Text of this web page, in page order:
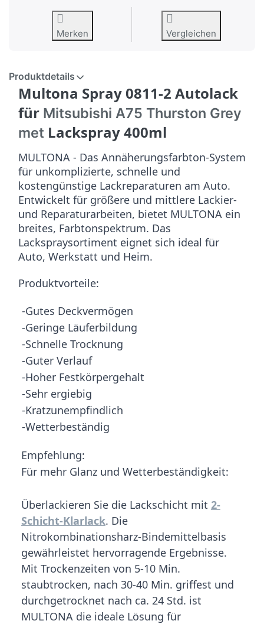
Merken Vergleichen
Produktdetails
Multona Spray 0811-2 Autolack
für Mitsubishi A75 Thurston Grey
met Lackspray 400ml
MULTONA - Das Annäherungsfarbton-System
für unkomplizierte, schnelle und
kostengünstige Lackreparaturen am Auto.
Entwickelt für größere und mittlere Lackier-
und Reparaturarbeiten, bietet MULTONA ein
breites, Farbtonspektrum. Das
Lackspraysortiment eignet sich ideal für
Auto, Werkstatt und Heim.
Produktvorteile:
-Gutes Deckvermögen
-Geringe Läuferbildung
-Schnelle Trocknung
-Guter Verlauf
-Hoher Festkörpergehalt
-Sehr ergiebig
-Kratzunempfindlich
-Wetterbeständig
Empfehlung:
Für mehr Glanz und Wetterbeständigkeit:
Überlackieren Sie die Lackschicht mit 2-
Schicht-Klarlack. Die
Nitrokombinationsharz-Bindemittelbasis
gewährleistet hervorragende Ergebnisse.
Mit Trockenzeiten von 5-10 Min.
staubtrocken, nach 30-40 Min. griffest und
durchgetrocknet nach ca. 24 Std. ist
MULTONA die ideale Lösung für